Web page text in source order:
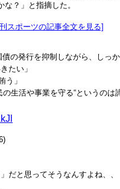
な？」と指摘した。
スポーツの記事全文を見る]
の発行を抑制しながら、しっ
たい」
う」
の生活や事業を守る“というのは
だと思ってそうなんすよね、、